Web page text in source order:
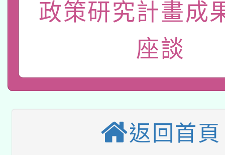
方素養工作坊新北場」
「族語學習班」招生簡
文教學共融平台-教案
件」活動簡章
教育部國民及學前教育
年度COVID-19疫苗接
接種對象擴大為「滿6
接種之民眾」措施，延
月28日止
轉知經濟部水利署委託
業技術研究院辦理「
開 智慧啟航」
2026年桃園地景藝術
「2026桃園藝術巡演
轉知教育部國民及學前
政策研究計畫成
座談
返回首頁